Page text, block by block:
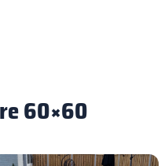
60×60